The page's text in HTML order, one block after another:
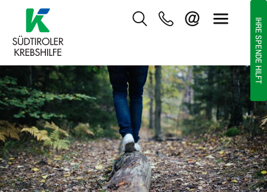
IHRE SPENDE HILFT